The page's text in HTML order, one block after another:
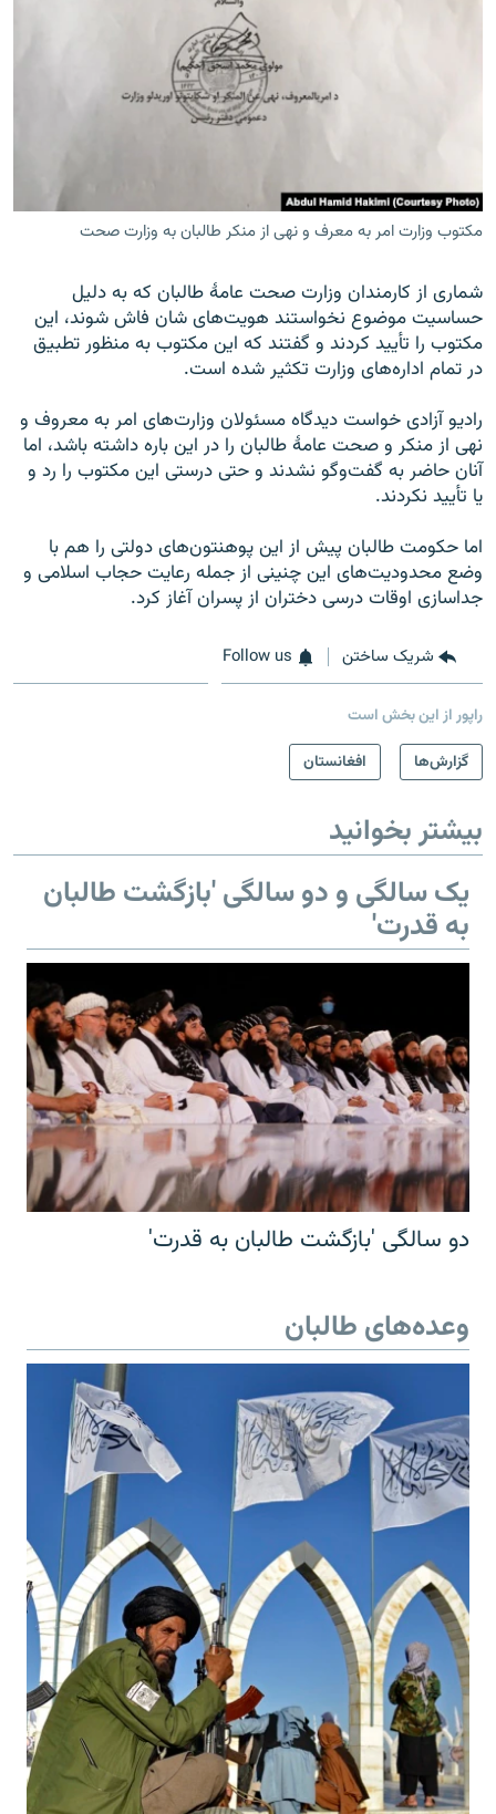
مکتوب وزارت امر به معرف و نهی از منکر طالبان به وزارت صحت
شماری از کارمندان وزارت صحت عامۀ طالبان که به دلیل
حساسیت موضوع نخواستند هویت‌های ‌شان فاش شوند، این
مکتوب را تأیید کردند و گفتند که این مکتوب به منظور تطبیق
در تمام اداره‌های وزارت تکثیر شده است.
رادیو آزادی خواست دیدگاه مسئولان وزارت‌های امر به معروف و
نهی از منکر و صحت عامۀ طالبان را در این باره داشته باشد، اما
آنان حاضر به گفت‌وگو نشدند و حتی درستی این مکتوب را رد و
یا تأیید نکردند.
اما حکومت طالبان پیش از این پوهنتون‌های دولتی را هم با
وضع محدودیت‌های این چنینی از جمله رعایت حجاب اسلامی و
جداسازی اوقات درسی دختران از پسران آغاز کرد.
شریک ساختن Follow us
راپور از این بخش است
گزارش‌ها
افغانستان
بیشتر بخوانید
یک سالگی و دو سالگی 'بازگشت طالبان
به قدرت'
دو سالگی 'بازگشت طالبان به قدرت'
وعده‌های طالبان